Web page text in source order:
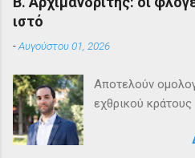
ιστό
-Αυγούστου 01, 2026
Αποτελούν
εχθρικού κράτους